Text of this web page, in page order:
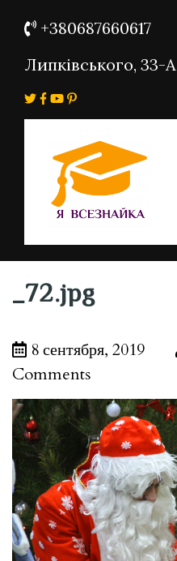
+380687660617
Липківського, 33-А
_72.jpg
8 сентября, 2019
Comments